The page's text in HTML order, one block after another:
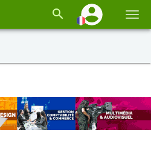
la